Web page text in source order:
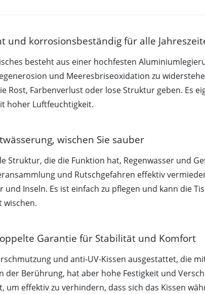
korrosionsbeständig für alle
besteht aus einer hochfesten
und Meeresbriseoxidation zu
Rost, Farbenverlust oder lose Struktur geben. Es
hoher Luftfeuchtigkeit.
wischen Sie sauber
Struktur, die die Funktion hat, Regenwasser und
und Rutschgefahren effektiv
und Inseln. Es ist einfach zu pflegen und kann die
wischen.
Garantie für Stabilität und Komfort
und anti-UV-Kissen ausgestattet, die
der Berührung, hat aber hohe Festigkeit und
effektiv zu verhindern, dass sich das Kissen